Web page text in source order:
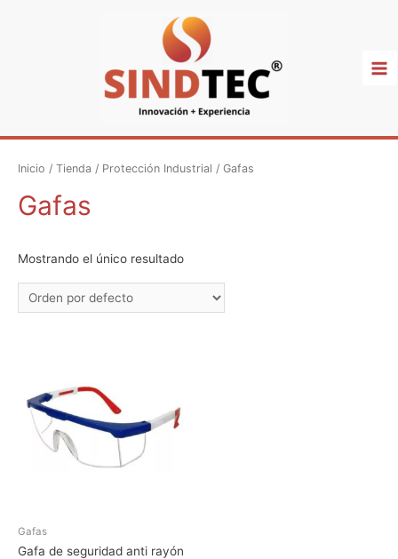
Inicio / Tienda / Protección Industrial / Gafas
Gafas
Mostrando el único resultado
Gafas
Gafa de seguridad anti rayón